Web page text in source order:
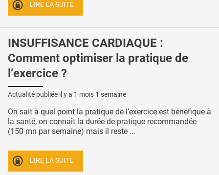
LIRE LA SUITE
INSUFFISANCE CARDIAQUE :
Comment optimiser la pratique de
l’exercice ?
Actualité publiée il y a 1 mois 1 semaine
On sait à quel point la pratique de l’exercice est bénéfique à
la santé, on connaît la durée de pratique recommandée
(150 mn par semaine) mais il reste ...
LIRE LA SUITE